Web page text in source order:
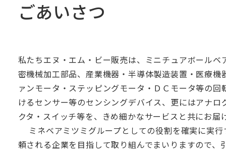
ごあいさつ
私たちエヌ・エム・ビー販売は、ミニチュアボールベ
密機械加工部品、産業機器・半導体製造装置・医療機
ァンモータ・ステッピングモータ・ＤＣモータ等の
けるセンサー等のセンシングデバイス、更にはアナ
クタ・スイッチ等を、きめ細かなサービスと共にお届
ミネベアミツミグループとしての役割を確実に実
頼される企業を目指して取り組んでまいりますので、